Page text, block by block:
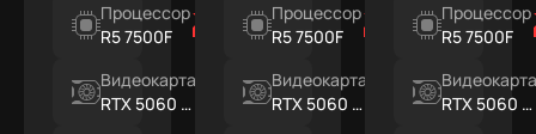
Процессор
R5 7500F
Видеокарта
RTX 5060 Ti
Процессор
R5 7500F
Видеокарта
RTX 5060 Ti
Процессор
R5 7500F
RTX 5060 Ti